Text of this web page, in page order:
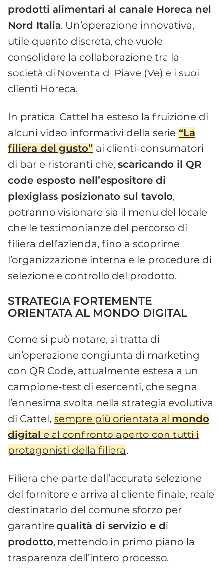
prodotti alimentari al canale Horeca nel
Nord Italia. Un’operazione innovativa,
utile quanto discreta, che vuole
consolidare la collaborazione tra la
società di Noventa di Piave (Ve) e i suoi
clienti Horeca.
In pratica, Cattel ha esteso la fruizione di
alcuni video informativi della serie “La
filiera del gusto” ai clienti-consumatori
di bar e ristoranti che, scaricando il QR
code esposto nell’espositore di
plexiglass posizionato sul tavolo,
potranno visionare sia il menu del locale
che le testimonianze del percorso di
filiera dell’azienda, fino a scoprirne
l’organizzazione interna e le procedure di
selezione e controllo del prodotto.
STRATEGIA FORTEMENTE
ORIENTATA AL MONDO DIGITAL
Come si può notare, si tratta di
un’operazione congiunta di marketing
con QR Code, attualmente estesa a un
campione-test di esercenti, che segna
l’ennesima svolta nella strategia evolutiva
di Cattel, sempre più orientata al mondo
digital e al confronto aperto con tutti i
protagonisti della filiera.
Filiera che parte dall’accurata selezione
del fornitore e arriva al cliente finale, reale
destinatario del comune sforzo per
garantire qualità di servizio e di
prodotto, mettendo in primo piano la
trasparenza dell’intero processo.